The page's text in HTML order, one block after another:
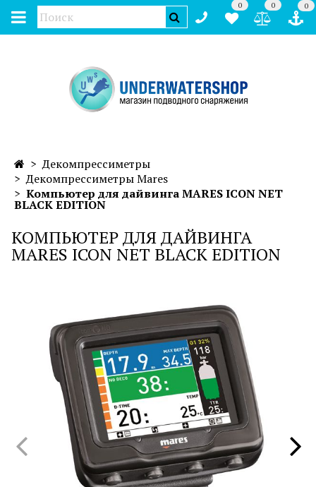
0 0 0
Декомпрессиметры
Декомпрессиметры Mares
Компьютер для дайвинга MARES ICON NET
BLACK EDITION
КОМПЬЮТЕР ДЛЯ ДАЙВИНГА
MARES ICON NET BLACK EDITION